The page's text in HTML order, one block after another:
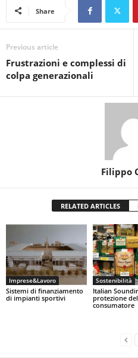
Share
Previous article
Frustrazioni e complessi di
colpa generazionali
Filippo
RELATED ARTICLES
Imprese&Lavoro
Sistemi di finanziamento
di impianti sportivi
Sostenibilità
Italian
protezione del
consumatore